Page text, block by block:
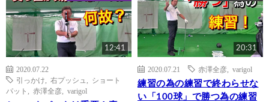
12:41
2020.07.22
引っかけ
右プッシュ
ショート
パット
赤澤全彦 varigol
20:31
2020.07.21 赤澤全彦 varigol
練習の為の練習で終わらせな
い「100球」で勝つ為の練習